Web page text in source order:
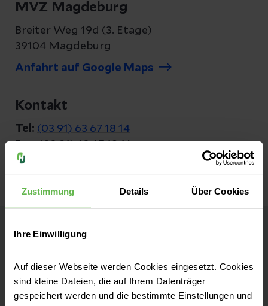
Zustimmung Details Über Cookies
Ihre Einwilligung
Auf dieser Webseite werden Cookies eingesetzt. Cookies
sind kleine Dateien, die auf Ihrem Datenträger
gespeichert werden und die bestimmte Einstellungen und
MVZ Magdeburg
Breiter Weg 19d (3. Etage)
39104 Magdeburg
Anfahrt auf Google Maps
Kontakt
Tel: (03 91) 63 67 18 14
Fax:(03 91) 63 67 18 16
MVZ Magdeburg
Kontakt